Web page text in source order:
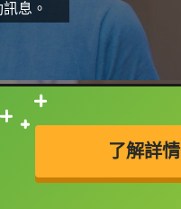
息。
了解詳情
接查字典喔！